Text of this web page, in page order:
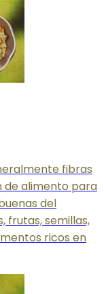
fibras
de alimento para
del
frutas, semillas,
ricos en